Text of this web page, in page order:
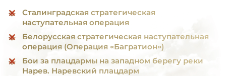
Сталинградская стратегическая
наступательная операция
Белорусская стратегическая наступательная
операция (Операция «Багратион»)
Бои за плацдармы на западном берегу реки
Нарев. Наревский плацдарм